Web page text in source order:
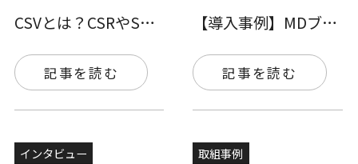
CSVとは？CSRやSDGsとの違いやミ…
記事を読む
【導入事例】MDブースクリヤーで産廃コス…
記事を読む
インタビュー 取組事例